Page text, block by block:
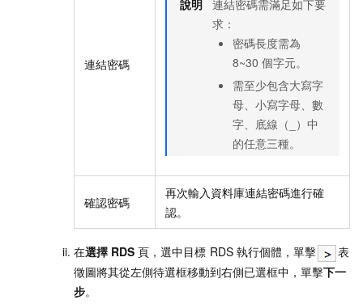
連結密碼
說明 連結密碼需滿足如下要
求：
密碼長度需為
8~30 個字元。
需至少包含大寫字
母、小寫字母、數
字、底線（_）中
的任意三種。
確認密碼
再次輸入資料庫連結密碼進行確
認。
在選擇 RDS 頁，選中目標 RDS 執行個體，單擊
表
徵圖將其從左側待選框移動到右側已選框中，單擊下一
步。